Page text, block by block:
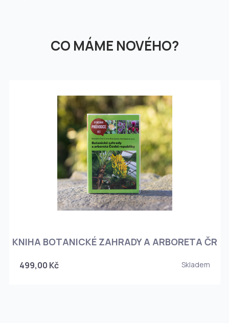
CO MÁME NOVÉHO?
KNIHA BOTANICKÉ ZAHRADY A ARBORETA ČR
499,00 Kč Skladem